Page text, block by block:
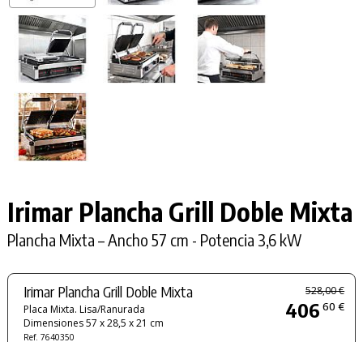
Irimar Plancha Grill Doble Mixta
Plancha Mixta – Ancho 57 cm - Potencia 3,6 kW
Irimar Plancha Grill Doble Mixta
Placa Mixta. Lisa/Ranurada
Dimensiones 57 x 28,5 x 21 cm
Ref. 7640350
528,00 €
406 60 €